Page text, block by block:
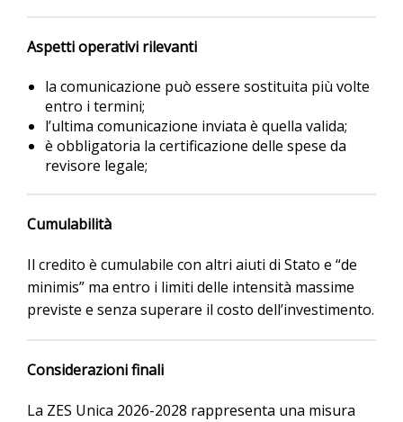
Aspetti operativi rilevanti
la comunicazione può essere sostituita più volte
entro i termini;
l’ultima comunicazione inviata è quella valida;
è obbligatoria la certificazione delle spese da
revisore legale;
Cumulabilità
Il credito è cumulabile con altri aiuti di Stato e “de
minimis” ma entro i limiti delle intensità massime
previste e senza superare il costo dell’investimento.
Considerazioni finali
La ZES Unica 2026-2028 rappresenta una misura